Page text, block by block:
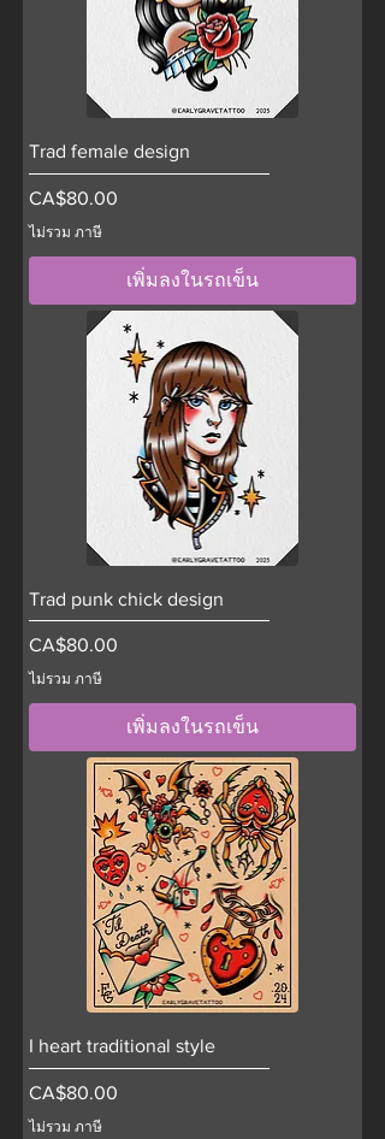
Trad female design
ราคา
CA$80.00
ไม่รวม ภาษี
เพิ่มลงในรถเข็น
Trad punk chick design
ราคา
CA$80.00
ไม่รวม ภาษี
เพิ่มลงในรถเข็น
I heart traditional style
ราคา
CA$80.00
ไม่รวม ภาษี